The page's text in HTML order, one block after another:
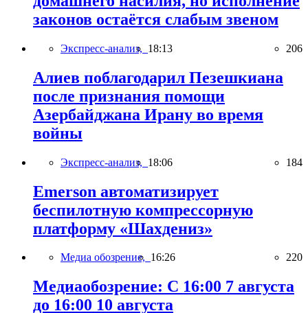
законов остаётся слабым звеном
Экспресс-анализ, 18:13 206
Алиев поблагодарил Пезешкиана
после признания помощи
Азербайджана Ирану во время
войны
Экспресс-анализ, 18:06 184
Emerson автоматизирует
беспилотную компрессорную
платформу «Шахдениз»
Медиа обозрение, 16:26 220
Медиаобозрение: С 16:00 7 августа
до 16:00 10 августа